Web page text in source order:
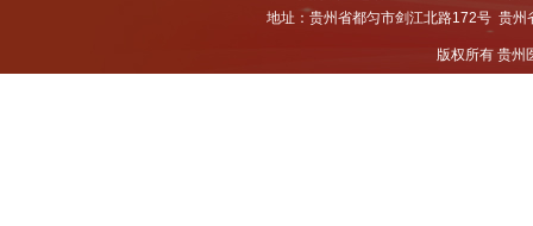
地址：贵州省都匀市剑江北路172号 贵
版权所有 贵州